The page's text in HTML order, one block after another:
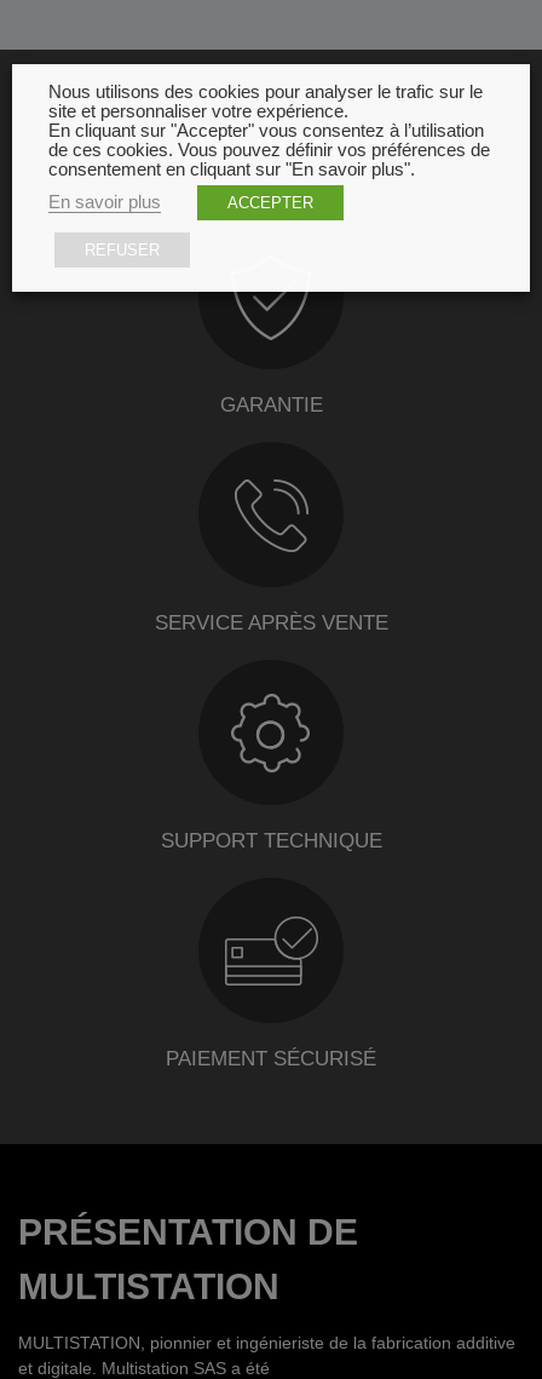
NOS ENGAGEMENTS
GARANTIE
SERVICE APRÈS VENTE
SUPPORT TECHNIQUE
PAIEMENT SÉCURISÉ
PRÉSENTATION DE
MULTISTATION
MULTISTATION, pionnier et ingénieriste de la fabrication additive
et digitale. Multistation SAS a été
Nous utilisons des cookies pour analyser le trafic sur le
site et personnaliser votre expérience.
En cliquant sur "Accepter" vous consentez à l’utilisation
de ces cookies. Vous pouvez définir vos préférences de
consentement en cliquant sur "En savoir plus".
En savoir plus
ACCEPTER
REFUSER